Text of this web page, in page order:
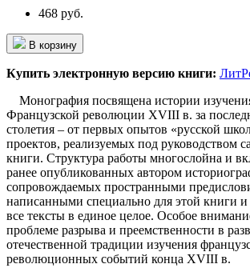
468 руб.
В корзину
Купить электронную версию книги:
Монография посвящена истории
Французской революции XVIII в. за
столетия – от первых опытов «русской
проектов, реализуемых под руководством
книги. Структура работы многослойна и
ранее опубликованных автором
сопровождаемых пространными
написанными специально для этой книги
все тексты в единое целое. Особое
проблеме разрыва и преемственности в
отечественной традиции изучения
революционных событий конца XVIII в.